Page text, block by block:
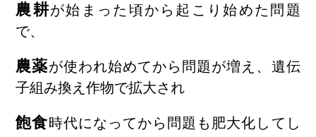
農耕が始まった頃から起こり始めた問題
で、
農薬が使われ始めてから問題が増え、遺伝
子組み換え作物で拡大され
飽食時代になってから問題も肥大化してし